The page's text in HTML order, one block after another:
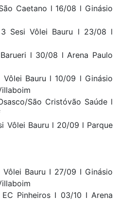
Caetano l 16/08 l Ginásio
3 Sesi Vôlei Bauru l 23/08 l
l 30/08 l Arena Paulo
Bauru l 10/09 l Ginásio
São Cristóvão Saúde l
Vôlei Bauru l 20/09 l Parque
Bauru I 27/09 I Ginásio
Pinheiros I 03/10 I Arena